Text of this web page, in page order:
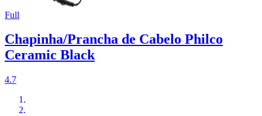
Full
Chapinha/Prancha de Cabelo Philco
Ceramic Black
4.7